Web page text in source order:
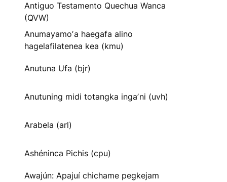
Antiguo Testamento Quechua Wanca
(QVW)
Anumayamoʼa haegafa alino
hagelafilatenea kea (kmu)
Anutuna Ufa (bjr)
Anutuning midi totangka ingaʼni (uvh)
Arabela (arl)
Ashéninca Pichis (cpu)
Awajún: Apajuí chichame pegkejam